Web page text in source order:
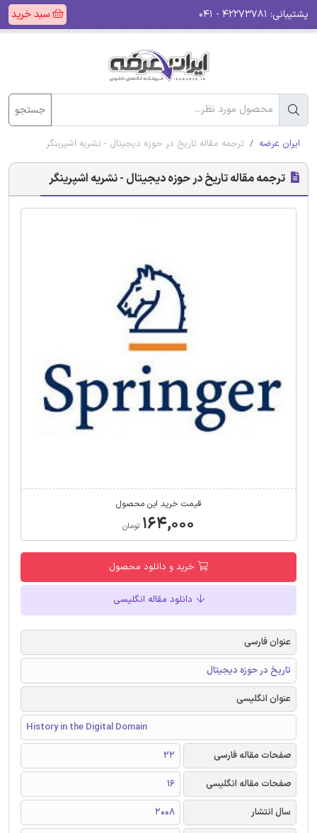
پشتیبانی: سبد خرید
جستجو
ایران عرضه ترجمه مقاله تاریخ در حوزه دیجیتال - نشریه اشپرینگر
ترجمه مقاله تاریخ در حوزه دیجیتال - نشریه اشپرینگر
قیمت خرید این محصول
۱۶۴,۰۰۰ تومان
خرید و دانلود محصول
دانلود مقاله انگلیسی
عنوان فارسی
تاریخ در حوزه دیجیتال
عنوان انگلیسی
History in the Digital Domain
صفحات مقاله فارسی
22
صفحات مقاله انگلیسی
16
سال انتشار
2008